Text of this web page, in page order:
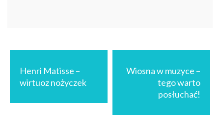
Nawigacja
wpisu
Henri Matisse –
wirtuoz nożyczek
Wiosna w muzyce –
tego warto
posłuchać!